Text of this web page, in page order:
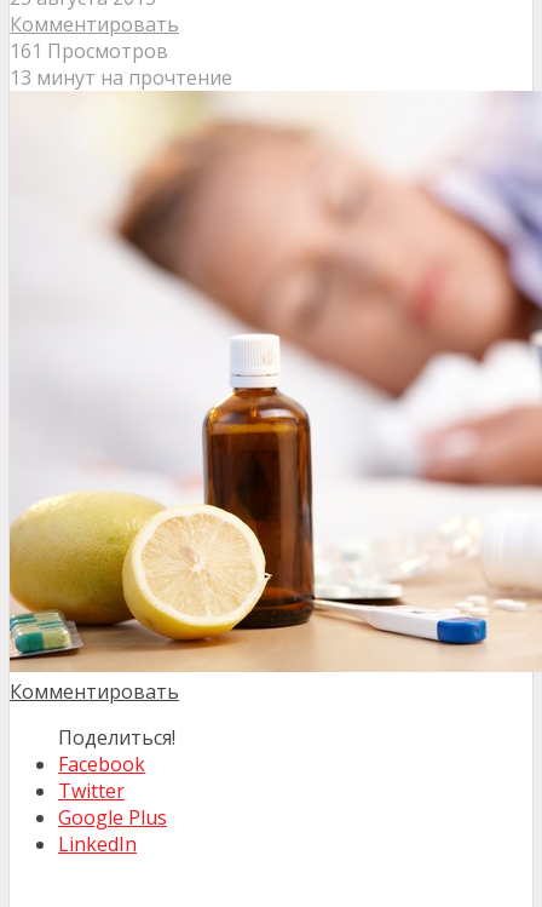
Комментировать
161 Просмотров
13 минут на прочтение
Комментировать
Поделиться!
Facebook
Twitter
Google Plus
LinkedIn